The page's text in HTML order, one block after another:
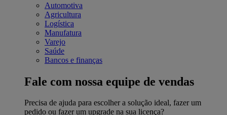
Automotiva
Agricultura
Logística
Manufatura
Varejo
Saúde
Bancos e finanças
Fale com nossa equipe de vendas
Precisa de ajuda para escolher a solução ideal, fazer um
pedido ou fazer um upgrade na sua licença?